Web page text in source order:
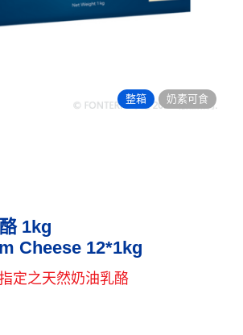
整箱 奶素可食
1kg
Cheese 12*1kg
定之天然奶油乳酪